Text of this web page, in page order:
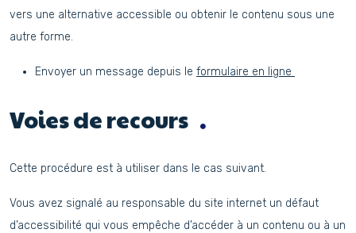
vers une alternative accessible ou obtenir le contenu sous une
autre forme.
Envoyer un message depuis le formulaire en ligne
Voies de recours
Cette procédure est à utiliser dans le cas suivant.
Vous avez signalé au responsable du site internet un défaut
d’accessibilité qui vous empêche d’accéder à un contenu ou à un